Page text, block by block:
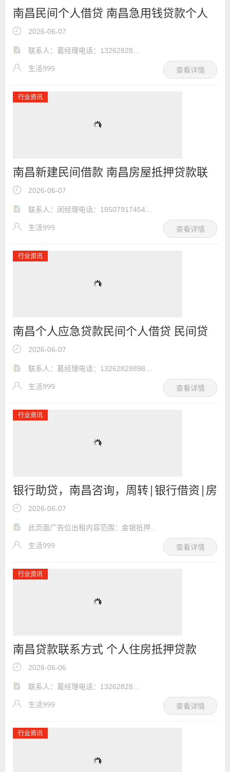
南昌民间个人借贷 南昌急用钱贷款个人
经营贷款
2026-06-07
联系人：葛经理电话：13262828...
生活999 查看详情
行业资讯
南昌新建民间借款 南昌房屋抵押贷款联
系电话2026-06-07
联系人：闵经理电话：18507917454...
生活999 查看详情
行业资讯
南昌个人应急贷款民间个人借贷 民间贷
款民间个人借贷
2026-06-07
联系人：葛经理电话：13262828898...
生活999 查看详情
行业资讯
银行助贷，南昌咨询，周转|银行借资|房
产抵押，有抵押物即可
2026-06-07
此页面广告位出租内容范围：金银抵押...
生活999 查看详情
行业资讯
南昌贷款联系方式 个人住房抵押贷款
2026-06-06
联系人：葛经理电话：13262828...
生活999 查看详情
行业资讯